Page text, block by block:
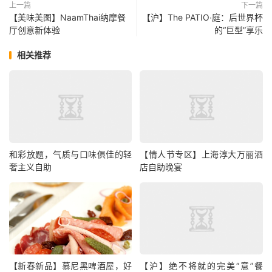
上一篇
【美味美图】NaamThai纳摩餐
厅创意新体验
下一篇
【沪】The PATIO∙庭：后世界杯
的“巨型”享乐
相关推荐
和彩放题，气质与口味俱佳的轻
奢主义自助
【情人节专区】上海淳大万丽酒
店自助晚宴
【新春新品】慕尼黑啤酒屋，好
【沪】绝不将就的完美“意”餐